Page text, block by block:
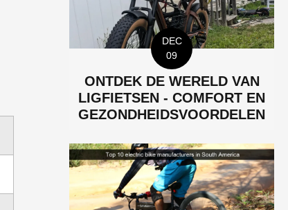
DEC
09
ONTDEK DE WERELD VAN
LIGFIETSEN - COMFORT EN
GEZONDHEIDSVOORDELEN